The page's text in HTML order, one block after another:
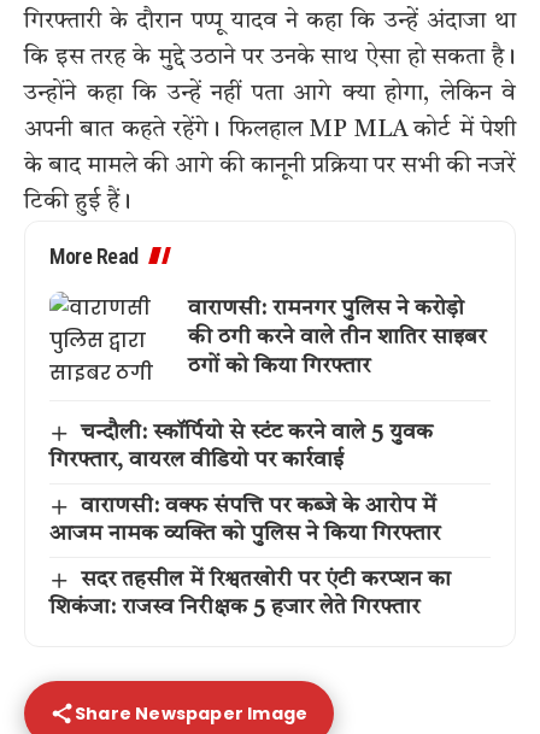
गिरफ्तारी के दौरान पप्पू यादव ने कहा कि उन्हें अंदाजा था
कि इस तरह के मुद्दे उठाने पर उनके साथ ऐसा हो सकता है।
उन्होंने कहा कि उन्हें नहीं पता आगे क्या होगा, लेकिन वे
अपनी बात कहते रहेंगे। फिलहाल MP MLA कोर्ट में पेशी
के बाद मामले की आगे की कानूनी प्रक्रिया पर सभी की नजरें
टिकी हुई हैं।
More Read
वाराणसी: रामनगर पुलिस ने करोड़ो
की ठगी करने वाले तीन शातिर साइबर
ठगों को किया गिरफ्तार
चन्दौली: स्कॉर्पियो से स्टंट करने वाले 5 युवक
गिरफ्तार, वायरल वीडियो पर कार्रवाई
वाराणसी: वक्फ संपत्ति पर कब्जे के आरोप में
आजम नामक व्यक्ति को पुलिस ने किया गिरफ्तार
सदर तहसील में रिश्वतखोरी पर एंटी करप्शन का
शिकंजा: राजस्व निरीक्षक 5 हजार लेते गिरफ्तार
Share Newspaper Image